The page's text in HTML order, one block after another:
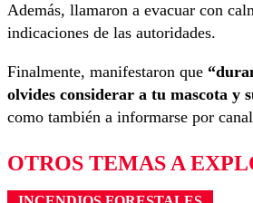
Además, llamaron a evacuar con
indicaciones de las autoridades.
Finalmente, manifestaron que
olvides considerar a tu mascota y
como también a informarse por
OTROS TEMAS A